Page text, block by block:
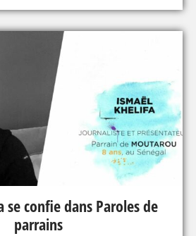
se confie dans Paroles de
parrains